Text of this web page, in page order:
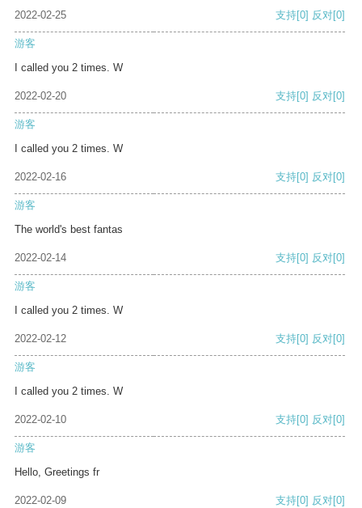
2022-02-25 支持[0] 反对[0]
游客
I called you 2 times. W
2022-02-20 支持[0] 反对[0]
游客
I called you 2 times. W
2022-02-16 支持[0] 反对[0]
游客
The world's best fantas
2022-02-14 支持[0] 反对[0]
游客
I called you 2 times. W
2022-02-12 支持[0] 反对[0]
游客
I called you 2 times. W
2022-02-10 支持[0] 反对[0]
游客
Hello, Greetings fr
2022-02-09 支持[0] 反对[0]